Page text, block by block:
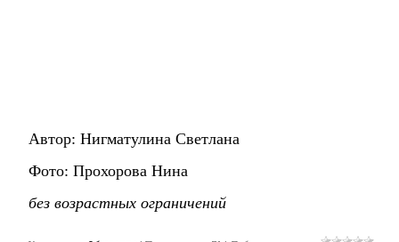
Автор: Нигматулина Светлана
Фото: Прохорова Нина
без возрастных ограничений